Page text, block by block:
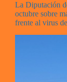
La Diputación
octubre sobre
frente al virus